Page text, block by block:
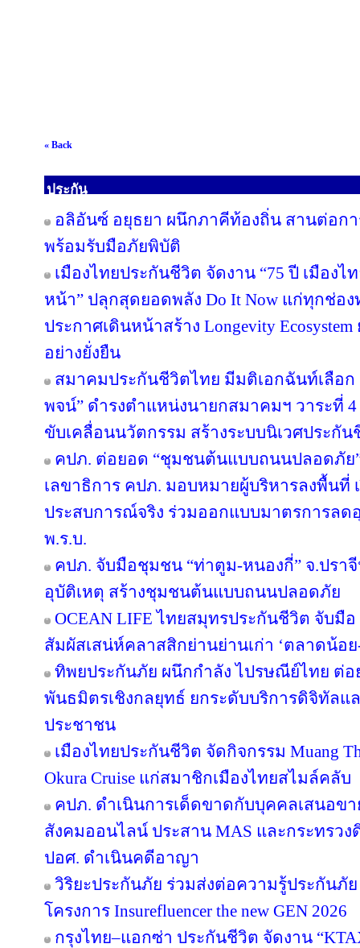
« Back
ประกัน
อลิอันซ์ อยุธยา ผนึกภาคีท้องถิ่น สานต่อก
พร้อมรับมือภัยพิบัติ
เมืองไทยประกันชีวิต จัดงาน “75 ปี เมือง
หน้า” ปลุกสุดยอดพลัง Do It Now แก่ทุกช่อ
ประกาศเดินหน้าสร้าง Longevity
อย่างยั่งยืน
สมาคมประกันชีวิตไทย มีมติเอกฉันท์เลือ
พจน์” ดำรงตำแหน่งนายกสมาคมฯ วาระที่
ขับเคลื่อนนวัตกรรม สร้างระบบนิเวศประกัน
คปภ. ต่อยอด “ชุมชนต้นแบบถนนปลอดภัย
เลขาธิการ คปภ. มอบหมายผู้บริหารลงพื้นที่
ประสบการณ์จริง ร่วมออกแบบมาตรการลด
พ.ร.บ.
คปภ. จับมือชุมชน “ท่าตูม-หนองกี่” จ.ปรา
อุบัติเหตุ สร้างชุมชนต้นแบบถนนปลอดภัย
OCEAN LIFE ไทยสมุทรประกันชีวิต จับมือ
สัมผัสเสน่ห์คลาสสิกย่านย่านเก่า ‘ตลาดน้อย
ทิพยประกันภัย ผนึกกำลัง ไปรษณีย์ไทย ต่
พันธมิตรเชิงกลยุทธ์ ยกระดับบริการดิจิทัลแ
ประชาชน
เมืองไทยประกันชีวิต จัดกิจกรรม Muang
Okura Cruise แก่สมาชิกเมืองไทยสไมล์คลับ
คปภ. ดำเนินการเด็ดขาดกับบุคคลเสนอข
สังคมออนไลน์ ประสาน MAS และกระทรวง
ปอศ. ดำเนินคดีอาญา
วิริยะประกันภัย ร่วมส่งต่อความรู้ประกันภั
โครงการ Insurefluencer the new GEN 2026
กรุงไทย–แอกซ่า ประกันชีวิต จัดงาน